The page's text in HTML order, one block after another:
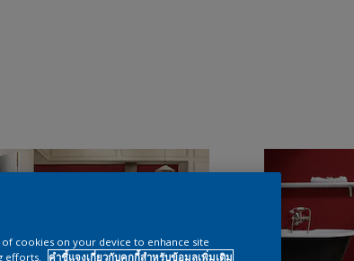
of cookies on your device to enhance site
efforts.
คำชี้แจงเกี่ยวกับคุกกี้สำหรับข้อมูลเพิ่มเติม